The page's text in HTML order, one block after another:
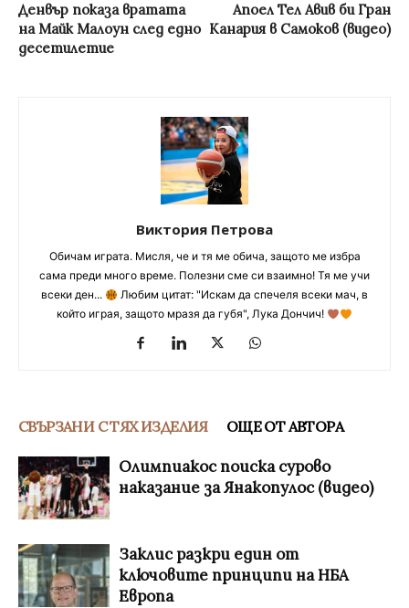
Денвър показа вратата
на Майк Малоун след едно
десетилетие
Апоел Тел Авив би Гран
Канария в Самоков (видео)
Виктория Петрова
Обичам играта. Мисля, че и тя ме обича, защото ме избра
сама преди много време. Полезни сме си взаимно! Тя ме учи
всеки ден...
Любим цитат: "Искам да спечеля всеки мач, в
който играя, защото мразя да губя", Лука Дончич!
СВЪРЗАНИ С ТЯХ ИЗДЕЛИЯ ОЩЕ ОТ АВТОРА
Олимпиакос поиска сурово
наказание за Янакопулос (видео)
Заклис разкри един от
ключовите принципи на НБА
Европа